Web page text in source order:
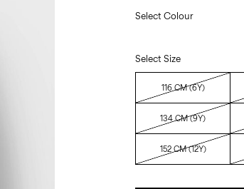
Select Colour
Select Size
116 CM (6Y)
134 CM (9Y)
152 CM (12Y)